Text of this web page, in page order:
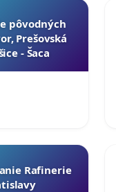
pôvodných
Prešovská
- Šaca
Rafinerie